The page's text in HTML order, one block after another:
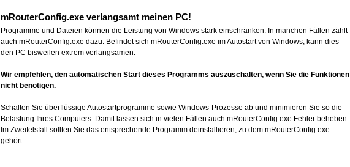
mRouterConfig.exe verlangsamt meinen PC!
Programme und Dateien können die Leistung von Windows stark einschränken. In manchen Fällen zählt
auch mRouterConfig.exe dazu. Befindet sich mRouterConfig.exe im Autostart von Windows, kann dies
den PC bisweilen extrem verlangsamen.
Wir empfehlen, den automatischen Start dieses Programms auszuschalten, wenn Sie die Funktionen
nicht benötigen.
Schalten Sie überflüssige Autostartprogramme sowie Windows-Prozesse ab und minimieren Sie so die
Belastung Ihres Computers. Damit lassen sich in vielen Fällen auch mRouterConfig.exe Fehler beheben.
Im Zweifelsfall sollten Sie das entsprechende Programm deinstallieren, zu dem mRouterConfig.exe
gehört.